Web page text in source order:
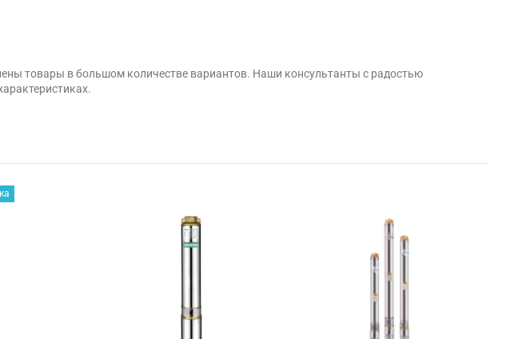
товары в большом количестве вариантов. Наши консультанты с радостью